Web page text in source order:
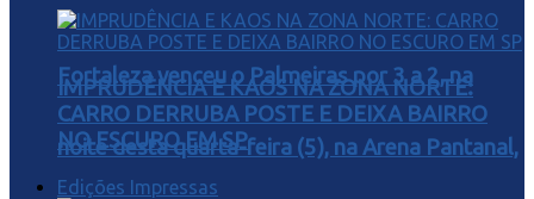
Fortaleza venceu o Palmeiras por 3 a 2, na
noite desta quarta-feira (5), na Arena Pantanal,
IMPRUDÊNCIA E KAOS NA ZONA NORTE:
CARRO DERRUBA POSTE E DEIXA BAIRRO
NO ESCURO EM SP
Edições Impressas